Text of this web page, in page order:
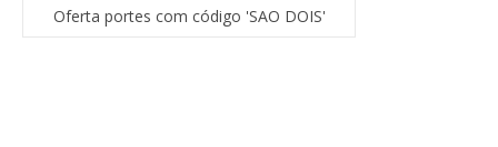
Oferta portes com código 'SAO DOIS'